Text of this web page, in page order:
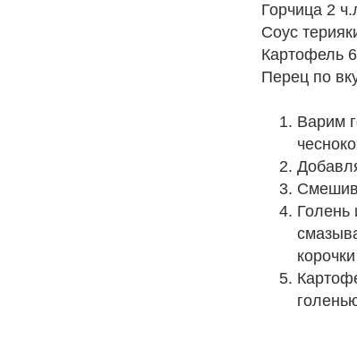
Горчица 2
Соус
Картофель
Перец по
Варим
Голень
корочки